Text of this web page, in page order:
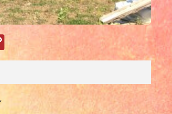
o
y
Li